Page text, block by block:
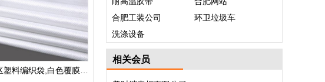
合肥工装公司
环卫垃圾车
洗涤设备
相关会员